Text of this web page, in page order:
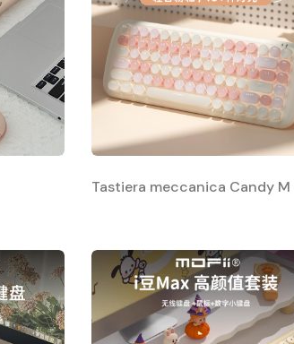
Tastiera meccanica Candy M